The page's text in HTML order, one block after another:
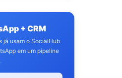
+ CRM
já usam o SocialHub
em um pipeline